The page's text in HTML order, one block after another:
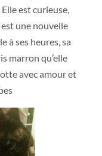
est curieuse,
une nouvelle
à ses heures, sa
marron qu’elle
avec amour et